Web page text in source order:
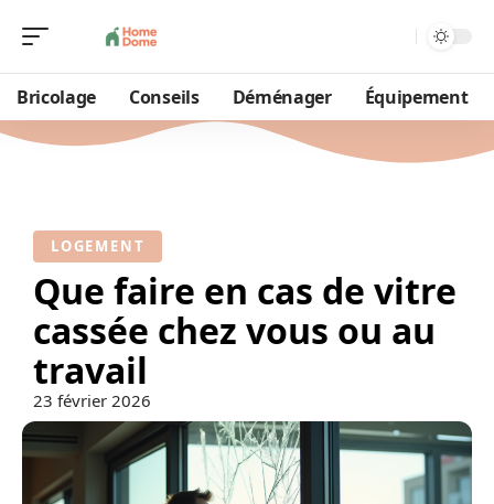
Bricolage Conseils Déménager Équipement
LOGEMENT
Que faire en cas de vitre
cassée chez vous ou au
travail
23 février 2026